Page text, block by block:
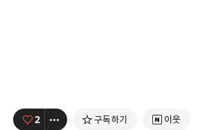
2 구독하기 이웃